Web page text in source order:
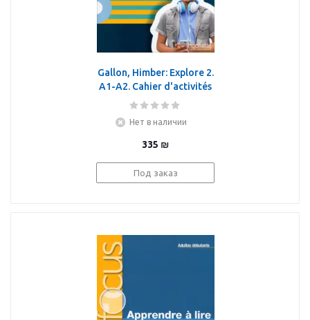
Gallon, Himber: Explore 2.
A1-A2. Cahier d'activités
+ Parcours digital
Нет в наличии
335 ₪
Под заказ